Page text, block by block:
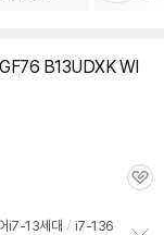
B13UDXK WI
관
i7-13세대 / i7-136